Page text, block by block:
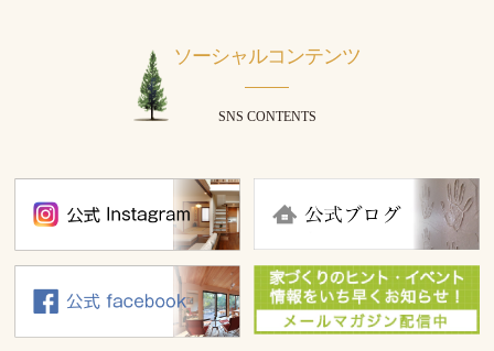
ソーシャルコンテンツ
SNS CONTENTS